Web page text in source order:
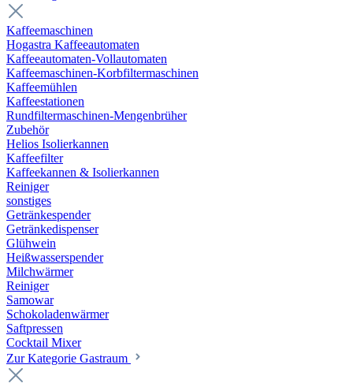
Kaffeemaschinen
Hogastra Kaffeeautomaten
Kaffeeautomaten-Vollautomaten
Kaffeemaschinen-Korbfiltermaschinen
Kaffeemühlen
Kaffeestationen
Rundfiltermaschinen-Mengenbrüher
Zubehör
Helios Isolierkannen
Kaffeefilter
Kaffeekannen & Isolierkannen
Reiniger
sonstiges
Getränkespender
Getränkedispenser
Glühwein
Heißwasserspender
Milchwärmer
Reiniger
Samowar
Schokoladenwärmer
Saftpressen
Cocktail Mixer
Zur Kategorie Gastraum